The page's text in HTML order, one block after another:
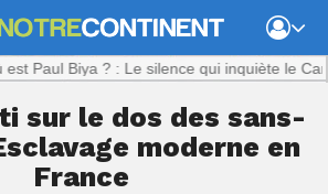
Biya ? : Le silence qui inquiète le Cameroun
sur le dos des sans-
moderne en
France